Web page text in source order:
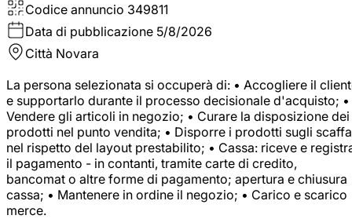
Codice annuncio 349811
Data di pubblicazione 5/8/2026
Città Novara
La persona selezionata si occuperà di: • Accogliere il
e supportarlo durante il processo decisionale d'acquisto; •
Vendere gli articoli in negozio; • Curare la disposizione dei
prodotti nel punto vendita; • Disporre i prodotti sugli
nel rispetto del layout prestabilito; • Cassa: riceve e
il pagamento - in contanti, tramite carte di credito,
bancomat o altre forme di pagamento; apertura e chiusura
cassa; • Mantenere in ordine il negozio; • Carico e scarico
merce.